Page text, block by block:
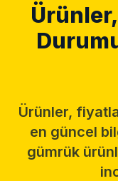
Ürünler,
en güncel
gümrük